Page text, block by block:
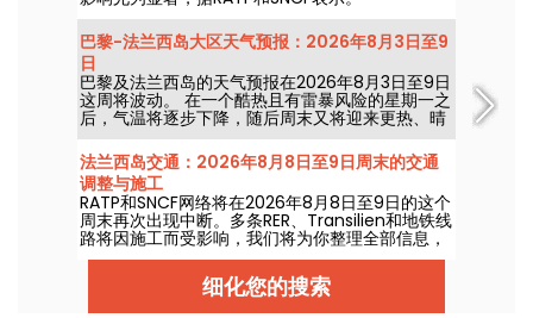
巴黎-法兰西岛大区天气预报：2026年8月3日至9
日
巴黎及法兰西岛的天气预报在2026年8月3日至9日
这周将波动。 在一个酷热且有雷暴风险的星期一之
后，气温将逐步下降，随后周末又将迎来更热、晴
朗的天气。
法兰西岛交通：2026年8月8日至9日周末的交通
调整与施工
RATP和SNCF网络将在2026年8月8日至9日的这个
周末再次出现中断。多条RER、Transilien和地铁线
路将因施工而受影响，我们将为你整理全部信息，
帮助你提前规划出行。
细化您的搜索